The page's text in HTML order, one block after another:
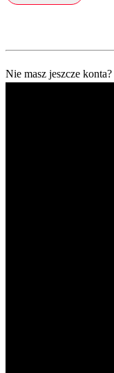
Nie masz jeszcze konta?